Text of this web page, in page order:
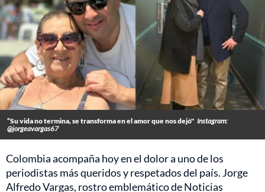
“Su vida no termina, se transforma en el amor que nos dejó" Instagram:
@jorgeavargas67
Colombia acompaña hoy en el dolor a uno de los
periodistas más queridos y respetados del país. Jorge
Alfredo Vargas, rostro emblemático de Noticias